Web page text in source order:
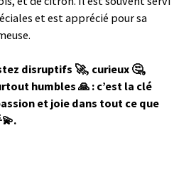
et est apprécié pour sa
disruptifs 🚀, curieux 🤔,
humbles 🙏 : c’est la clé
et joie dans tout ce que